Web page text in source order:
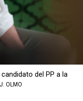
del PP a la
OLMO